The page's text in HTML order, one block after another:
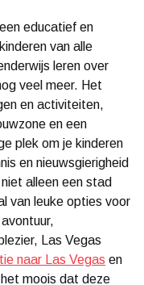
educatief en
van alle
leren over
veel meer. Het
en activiteiten,
en een
plek om je kinderen
en nieuwsgierigheid
alleen een stad
van leuke opties voor
Las Vegas
naar Las Vegas en
moois dat deze